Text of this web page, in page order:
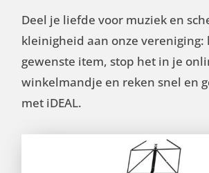
Deel je liefde voor muziek en
kleinigheid aan onze vereniging:
gewenste item, stop het in je
winkelmandje en reken snel en
met iDEAL.